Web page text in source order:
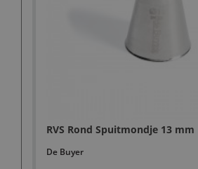
RVS Rond Spuitmondje 13 mm
De Buyer